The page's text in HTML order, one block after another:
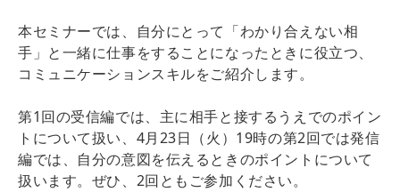
本セミナーでは、自分にとって「わかり合えない相
手」と一緒に仕事をすることになったときに役立つ、
コミュニケーションスキルをご紹介します。
第1回の受信編では、主に相手と接するうえでのポイン
トについて扱い、4月23日（火）19時の第2回では発信
編では、自分の意図を伝えるときのポイントについて
扱います。ぜひ、2回ともご参加ください。